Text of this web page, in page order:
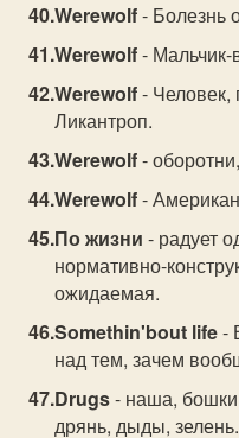
Werewolf- Болезнь
Werewolf- Мальчик-
Werewolf-
Ликантроп.
Werewolf-
Werewolf-
По жизни - радует
нормативно-
ожидаемая.
Somethin'bout life-
над тем, зачем
Drugs- наша,
дрянь, дыды, зелень.